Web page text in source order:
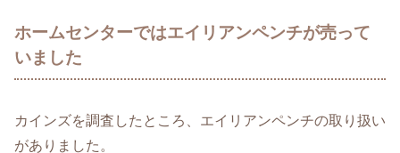
ホームセンターではエイリアンペンチが売って
いました
カインズを調査したところ、エイリアンペンチの取り扱い
がありました。